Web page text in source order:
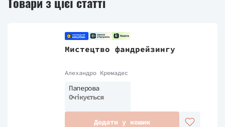
Мистецтво фандрейзингу
Алехандро Кремадес
Паперова
Очікується
Додати у кошик